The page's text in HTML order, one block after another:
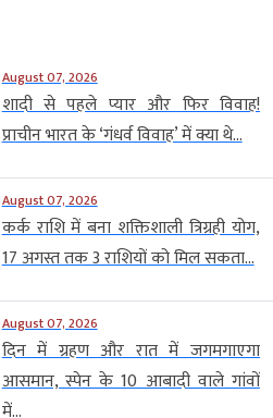
August 07, 2026
शादी से पहले प्यार और फिर विवाह!
प्राचीन भारत के ‘गंधर्व विवाह’ में क्या थे...
August 07, 2026
कर्क राशि में बना शक्तिशाली त्रिग्रही योग,
17 अगस्त तक 3 राशियों को मिल सकता...
August 07, 2026
दिन में ग्रहण और रात में जगमगाएगा
आसमान, स्पेन के 10 आबादी वाले गांवों
में...